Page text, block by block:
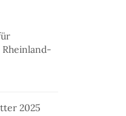
Rheinland-
2025